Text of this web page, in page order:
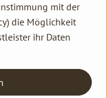
mit der
die Möglichkeit
ihr Daten